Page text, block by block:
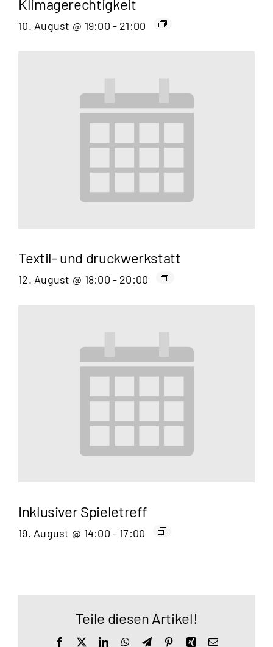
Klimagerechtigkeit
10. August @ 19:00 - 21:00
Textil- und druckwerkstatt
12. August @ 18:00 - 20:00
Inklusiver Spieletreff
19. August @ 14:00 - 17:00
Teile diesen Artikel!
Facebook LinkedInWhatsApp
TelegramPinterestXingE-